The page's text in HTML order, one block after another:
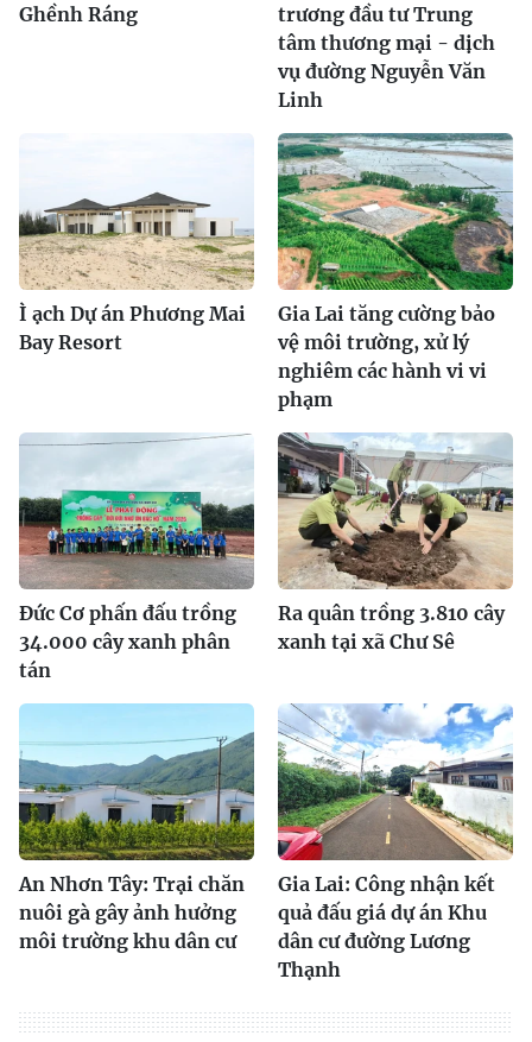
Ghềnh Ráng
trương đầu tư Trung
tâm thương mại - dịch
vụ đường Nguyễn Văn
Linh
Ì ạch Dự án Phương Mai
Bay Resort
Gia Lai tăng cường bảo
vệ môi trường, xử lý
nghiêm các hành vi vi
phạm
Đức Cơ phấn đấu trồng
34.000 cây xanh phân
tán
Ra quân trồng 3.810 cây
xanh tại xã Chư Sê
An Nhơn Tây: Trại chăn
nuôi gà gây ảnh hưởng
môi trường khu dân cư
Gia Lai: Công nhận kết
quả đấu giá dự án Khu
dân cư đường Lương
Thạnh